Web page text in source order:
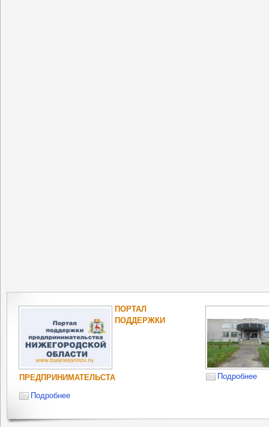
ПОРТАЛ
ПОДДЕРЖКИ
ПРЕДПРИНИМАТЕЛЬСТА
Подробнее
Подробнее